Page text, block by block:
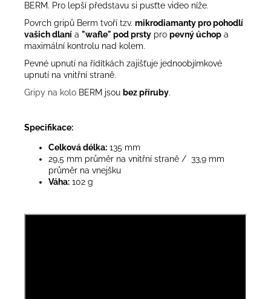
BERM. Pro lepší představu si pusťte video níže.
Povrch gripů Berm tvoří tzv. mikrodiamanty pro pohodlí
vašich dlaní a "wafle" pod prsty pro pevný úchop a
maximální kontrolu nad kolem.
Pevné upnutí na řídítkách zajišťuje jednoobjímkové
upnutí na vnitřní straně.
Gripy na kolo BERM jsou bez příruby.
Specifikace:
Celková délka: 135 mm
29,5 mm průměr na vnitřní straně / 33,9 mm
průměr na vnejšku
Váha: 102 g